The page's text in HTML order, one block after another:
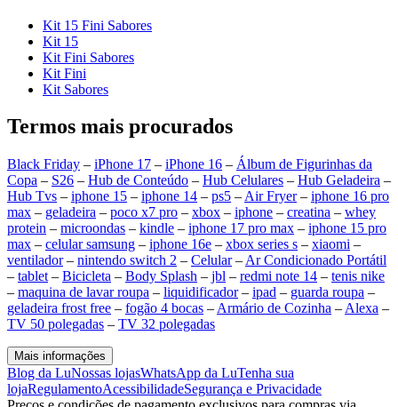
Kit 15 Fini Sabores
Kit 15
Kit Fini Sabores
Kit Fini
Kit Sabores
Termos mais procurados
Black Friday – iPhone 17 – iPhone 16 – Álbum de Figurinhas da
Copa – S26 – Hub de Conteúdo – Hub Celulares – Hub Geladeira –
Hub Tvs – iphone 15 – iphone 14 – ps5 – Air Fryer– iphone 16 pro
max – geladeira – poco x7 pro – xbox – iphone – creatina – whey
protein – microondas – kindle – iphone 17 pro max – iphone 15 pro
max – celular samsung – iphone 16e – xbox series s – xiaomi –
ventilador– nintendo switch 2 – Celular– Ar Condicionado Portátil
– tablet – Bicicleta – Body Splash – jbl – redmi note 14 – tenis nike
– maquina de lavar roupa – liquidificador– ipad – guarda roupa –
geladeira frost free – fogão 4 bocas – Armário de Cozinha – Alexa –
TV 50 polegadas – TV 32 polegadas
Mais informações
Blog da LuNossas lojasWhatsApp da LuTenha sua
lojaRegulamentoAcessibilidadeSegurança e Privacidade